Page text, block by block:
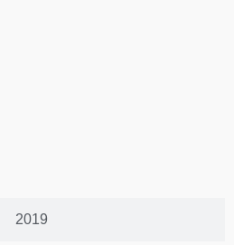
2019